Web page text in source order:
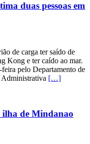
duas pessoas em
de carga ter saído de
Kong e ter caído ao mar.
pelo Departamento de
[…]
ilha de Mindanao